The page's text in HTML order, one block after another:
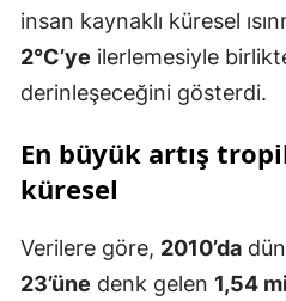
insan kaynaklı küresel
2°C’ye ilerlemesiyle
derinleşeceğini gösterdi.
En büyük artış
küresel
Verilere göre, 2010’da
23’üne denk gelen 1,54